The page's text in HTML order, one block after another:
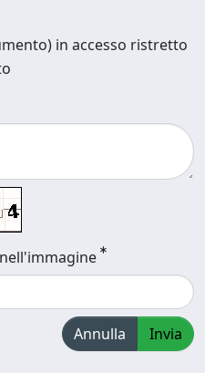
in accesso ristretto
Annulla Invia